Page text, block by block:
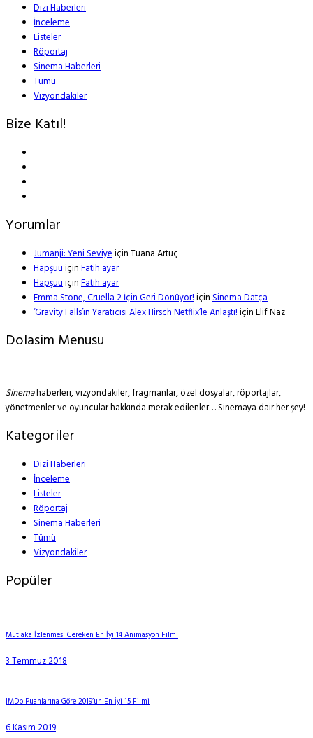
Dizi Haberleri
İnceleme
Listeler
Röportaj
Sinema Haberleri
Tümü
Vizyondakiler
Bize Katıl!
Yorumlar
Jumanji: Yeni SeviyeiçinTuana Artuç
HapşuuiçinFatih ayar
HapşuuiçinFatih ayar
Emma Stone, Cruella 2 İçin Geri Dönüyor!içinSinema Datça
‘Gravity Falls’ın Yaratıcısı Alex Hirsch Netflix’le Anlaştı!içinElif Naz
Dolasim Menusu
Sinemahaberleri, vizyondakiler, fragmanlar, özel dosyalar, röportajlar,
yönetmenler ve oyuncular hakkında merak edilenler… Sinemaya dair her şey!
Kategoriler
Dizi Haberleri
İnceleme
Listeler
Röportaj
Sinema Haberleri
Tümü
Vizyondakiler
Popüler
Mutlaka İzlenmesi Gereken En İyi 14 Animasyon Filmi
3 Temmuz 2018
IMDb Puanlarına Göre 2019’un En İyi 15 Filmi
6 Kasım 2019